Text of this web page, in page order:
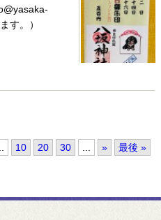
す。）
10 20 30 » 最後 »